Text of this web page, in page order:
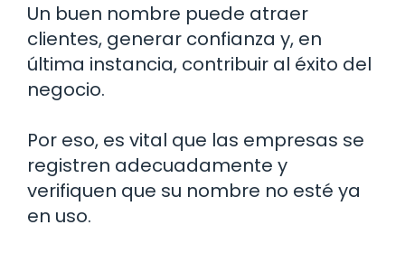
Un buen nombre puede atraer
clientes, generar confianza y, en
última instancia, contribuir al éxito del
negocio.
Por eso, es vital que las empresas se
registren adecuadamente y
verifiquen que su nombre no esté ya
en uso.